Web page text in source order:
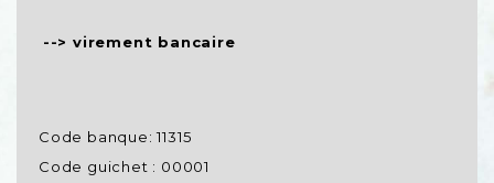
-->virement bancaire
Code banque: 11315
Code guichet : 00001